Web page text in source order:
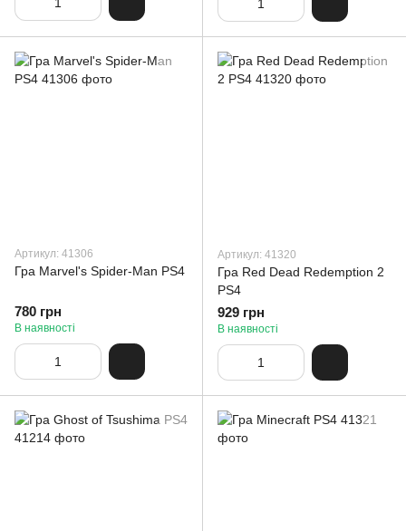
Артикул: 41306
Гра Marvel's Spider-Man PS4
780 грн
В наявності
Артикул: 41320
Гра Red Dead Redemption 2
PS4
929 грн
В наявності